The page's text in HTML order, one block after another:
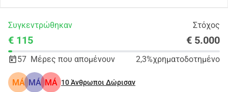
Συγκεντρώθηκαν Στόχος
€ 115 € 5.000
57 Μέρες που απομένουν 2,3%χρηματοδοτημένο
MÁ MÁ MÁ 10Άνθρωποι Δώρισαν